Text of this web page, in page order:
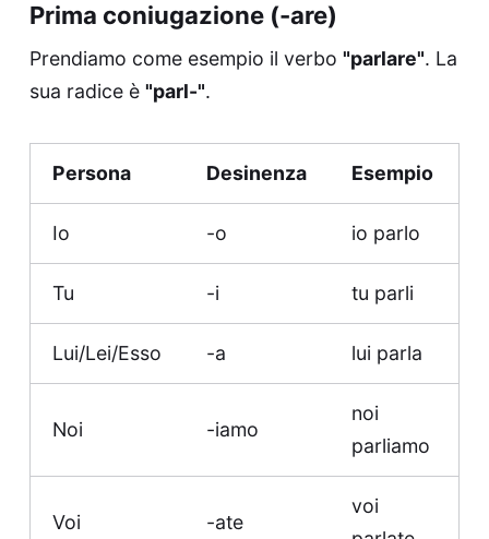
Prima coniugazione (-are)
Prendiamo come esempio il verbo "parlare". La
sua radice è "parl-".
Persona Desinenza Esempio
Io -o io parlo
Tu -i tu parli
Lui/Lei/Esso -a lui parla
Noi -iamo
noi
parliamo
Voi -ate
voi